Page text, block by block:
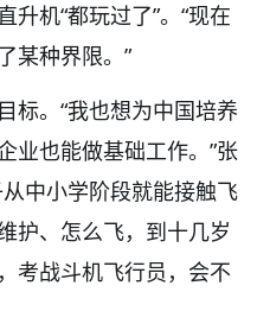
机“都玩过了”。“现在
某种界限。”
标。“我也想为中国培养
也能做基础工作。”张
中小学阶段就能接触飞
护、怎么飞，到十几岁
考战斗机飞行员，会不